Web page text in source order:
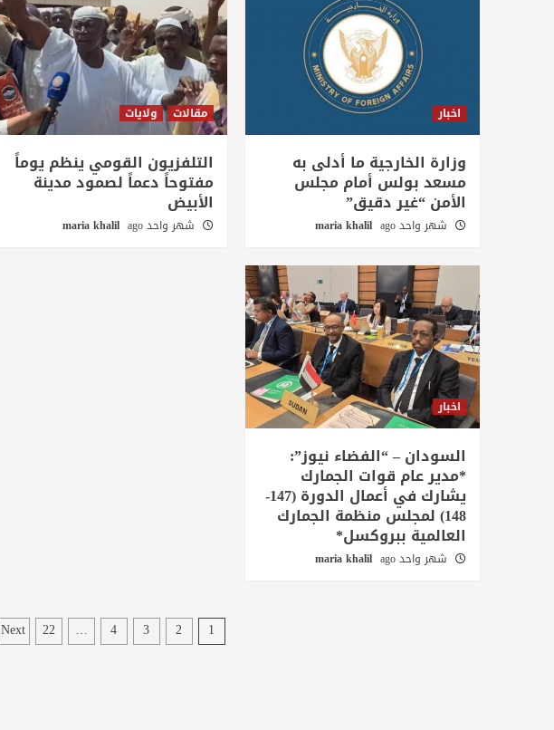
اخبار
وزارة الخارجية ما أدلى به
مسعد بولس أمام مجلس
الأمن “غير دقيق”
شهر واحد ago maria khalil
مقالات ولايات
التلفزيون القومي ينظم يوماً
مفتوحاً دعماً لصمود مدينة
الأبيض
شهر واحد ago maria khalil
اخبار
السودان – “الفضاء نيوز”:
*مدير عام قوات الجمارك
يشارك في أعمال الدورة (147-
148) لمجلس منظمة الجمارك
العالمية ببروكسل*
شهر واحد ago maria khalil
تصفّح
المقالات
1
2
3
4
…
22
Next